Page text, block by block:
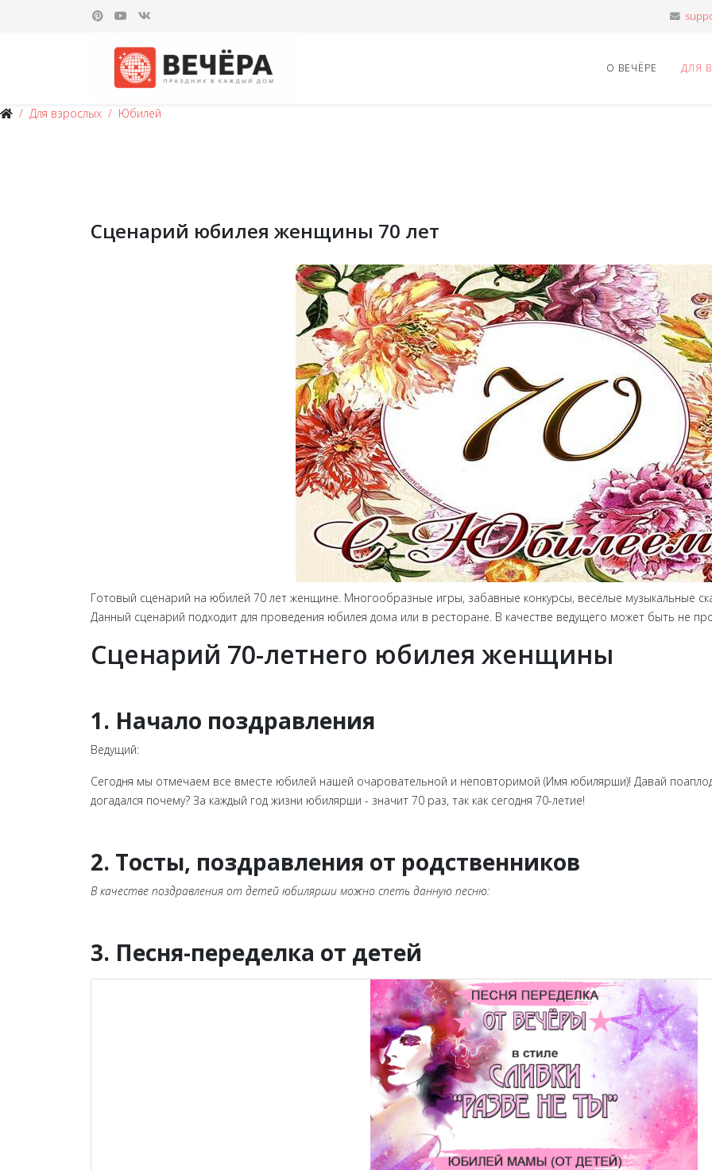
О ВЕЧЁРЕ ДЛЯ
Для взрослых Юбилей
Сценарий юбилея женщины 70 лет
Готовый сценарий на юбилей 70 лет женщине. Многообразные игры, забавные конкурсы, весёлые музыкальные
Данный сценарий подходит для проведения юбилея дома или в ресторане. В качестве ведущего может быть не
Сценарий 70-летнего юбилея женщины
1. Начало поздравления
Ведущий:
Сегодня мы отмечаем все вместе юбилей нашей очаровательной и неповторимой (Имя юбилярши)! Давай
догадался почему? За каждый год жизни юбилярши - значит 70 раз, так как сегодня 70-летие!
2. Тосты, поздравления от родственников
В качестве поздравления от детей юбилярши можно спеть данную песню:
3. Песня-переделка от детей